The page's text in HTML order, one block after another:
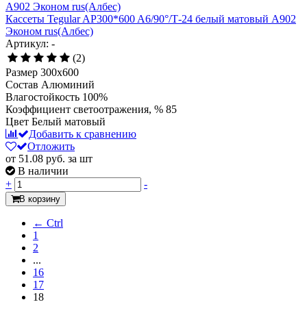
Кассеты Tegular AP300*600 A6/90°/Т-24 белый матовый А902
Эконом rus(Албес)
Артикул: -
(2)
Размер 300x600
Состав Алюминий
Влагостойкость 100%
Коэффициент светоотражения, % 85
Цвет Белый матовый
Добавить к сравнению
Отложить
от 51.08 руб. за шт
В наличии
+
-
В корзину
← Ctrl
1
2
...
16
17
18